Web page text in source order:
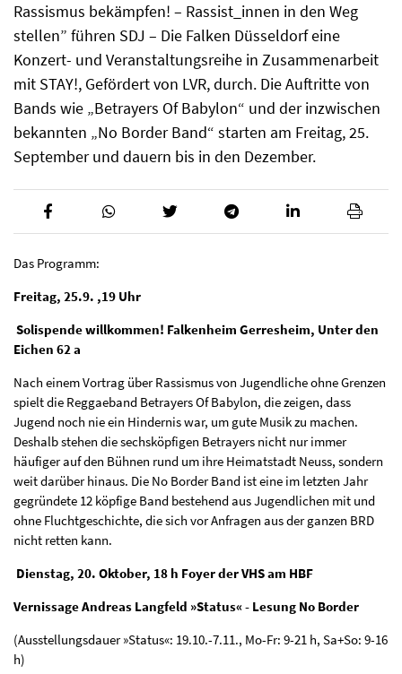
Rassismus bekämpfen! – Rassist_innen in den Weg
stellen” führen SDJ – Die Falken Düsseldorf eine
Konzert- und Veranstaltungsreihe in Zusammenarbeit
mit STAY!, Gefördert von LVR, durch. Die Auftritte von
Bands wie „Betrayers Of Babylon“ und der inzwischen
bekannten „No Border Band“ starten am Freitag, 25.
September und dauern bis in den Dezember.
Das Programm:
Freitag, 25.9. ,19 Uhr
Solispende willkommen! Falkenheim Gerresheim, Unter den
Eichen 62 a
Nach einem Vortrag über Rassismus von Jugendliche ohne Grenzen
spielt die Reggaeband Betrayers Of Babylon, die zeigen, dass
Jugend noch nie ein Hindernis war, um gute Musik zu machen.
Deshalb stehen die sechsköpfigen Betrayers nicht nur immer
häufiger auf den Bühnen rund um ihre Heimatstadt Neuss, sondern
weit darüber hinaus. Die No Border Band ist eine im letzten Jahr
gegründete 12 köpfige Band bestehend aus Jugendlichen mit und
ohne Fluchtgeschichte, die sich vor Anfragen aus der ganzen BRD
nicht retten kann.
Dienstag, 20. Oktober, 18 h Foyer der VHS am HBF
Vernissage Andreas Langfeld »Status« - Lesung No Border
(Ausstellungsdauer »Status«: 19.10.-7.11., Mo-Fr: 9-21 h, Sa+So: 9-16
h)